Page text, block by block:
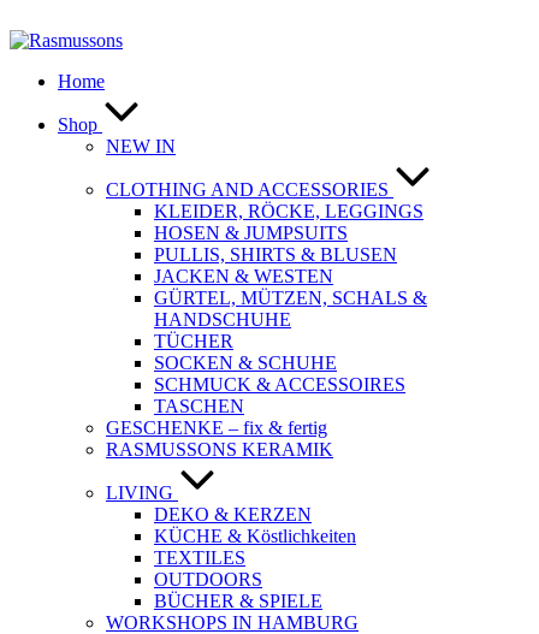
Inhalt
Home
Shop
NEW IN
CLOTHING AND ACCESSORIES
KLEIDER, RÖCKE, LEGGINGS
HOSEN & JUMPSUITS
PULLIS, SHIRTS & BLUSEN
JACKEN & WESTEN
GÜRTEL, MÜTZEN, SCHALS &
HANDSCHUHE
TÜCHER
SOCKEN & SCHUHE
SCHMUCK & ACCESSOIRES
TASCHEN
GESCHENKE – fix & fertig
RASMUSSONS KERAMIK
LIVING
DEKO & KERZEN
KÜCHE & Köstlichkeiten
TEXTILES
OUTDOORS
BÜCHER & SPIELE
WORKSHOPS IN HAMBURG